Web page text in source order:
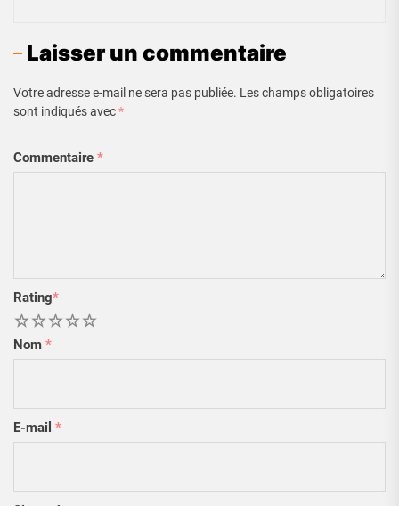
Laisser un commentaire
Votre adresse e-mail ne sera pas publiée. Les champs obligatoires
sont indiqués avec*
Commentaire *
Rating*
5
4
3
2
Nom *
E-mail *